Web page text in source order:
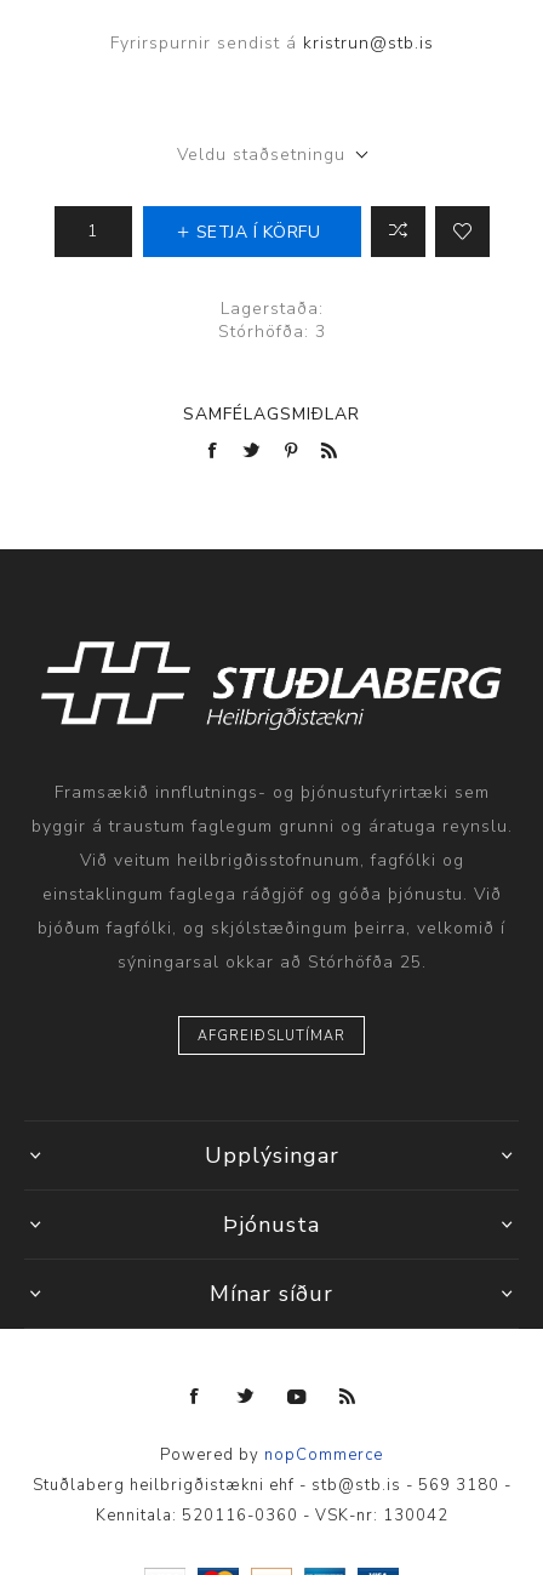
Fyrirspurnir sendist á kristrun@stb.is
Veldu staðsetningu
SETJA Í KÖRFU
Lagerstaða:
Stórhöfða: 3
SAMFÉLAGSMIÐLAR
Framsækið innflutnings- og þjónustufyrirtæki sem
byggir á traustum faglegum grunni og áratuga reynslu.
Við veitum heilbrigðisstofnunum, fagfólki og
einstaklingum faglega ráðgjöf og góða þjónustu. Við
bjóðum fagfólki, og skjólstæðingum þeirra, velkomið í
sýningarsal okkar að Stórhöfða 25.
AFGREIÐSLUTÍMAR
Upplýsingar
Þjónusta
Mínar síður
Powered by nopCommerce
Stuðlaberg heilbrigðistækni ehf - stb@stb.is - 569 3180 -
Kennitala: 520116-0360 - VSK-nr: 130042